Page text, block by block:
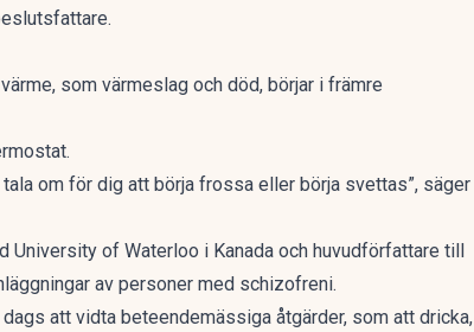
som värmeslag och död, börjar i främre
om för dig att börja frossa eller börja svettas”, säger
of Waterloo i Kanada och huvudförfattare till
av personer med schizofreni.
att vidta beteendemässiga åtgärder, som att dricka,